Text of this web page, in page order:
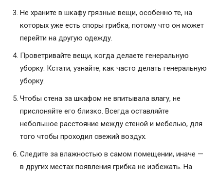
Не храните в шкафу грязные вещи, особенно те, на
которых уже есть споры грибка, потому что он может
перейти на другую одежду.
Проветривайте вещи, когда делаете генеральную
уборку. Кстати, узнайте, как часто делать генеральную
уборку.
Чтобы стена за шкафом не впитывала влагу, не
прислоняйте его близко. Всегда оставляйте
небольшое расстояние между стеной и мебелью, для
того чтобы проходил свежий воздух.
Следите за влажностью в самом помещении, иначе —
в других местах появления грибка не избежать. На